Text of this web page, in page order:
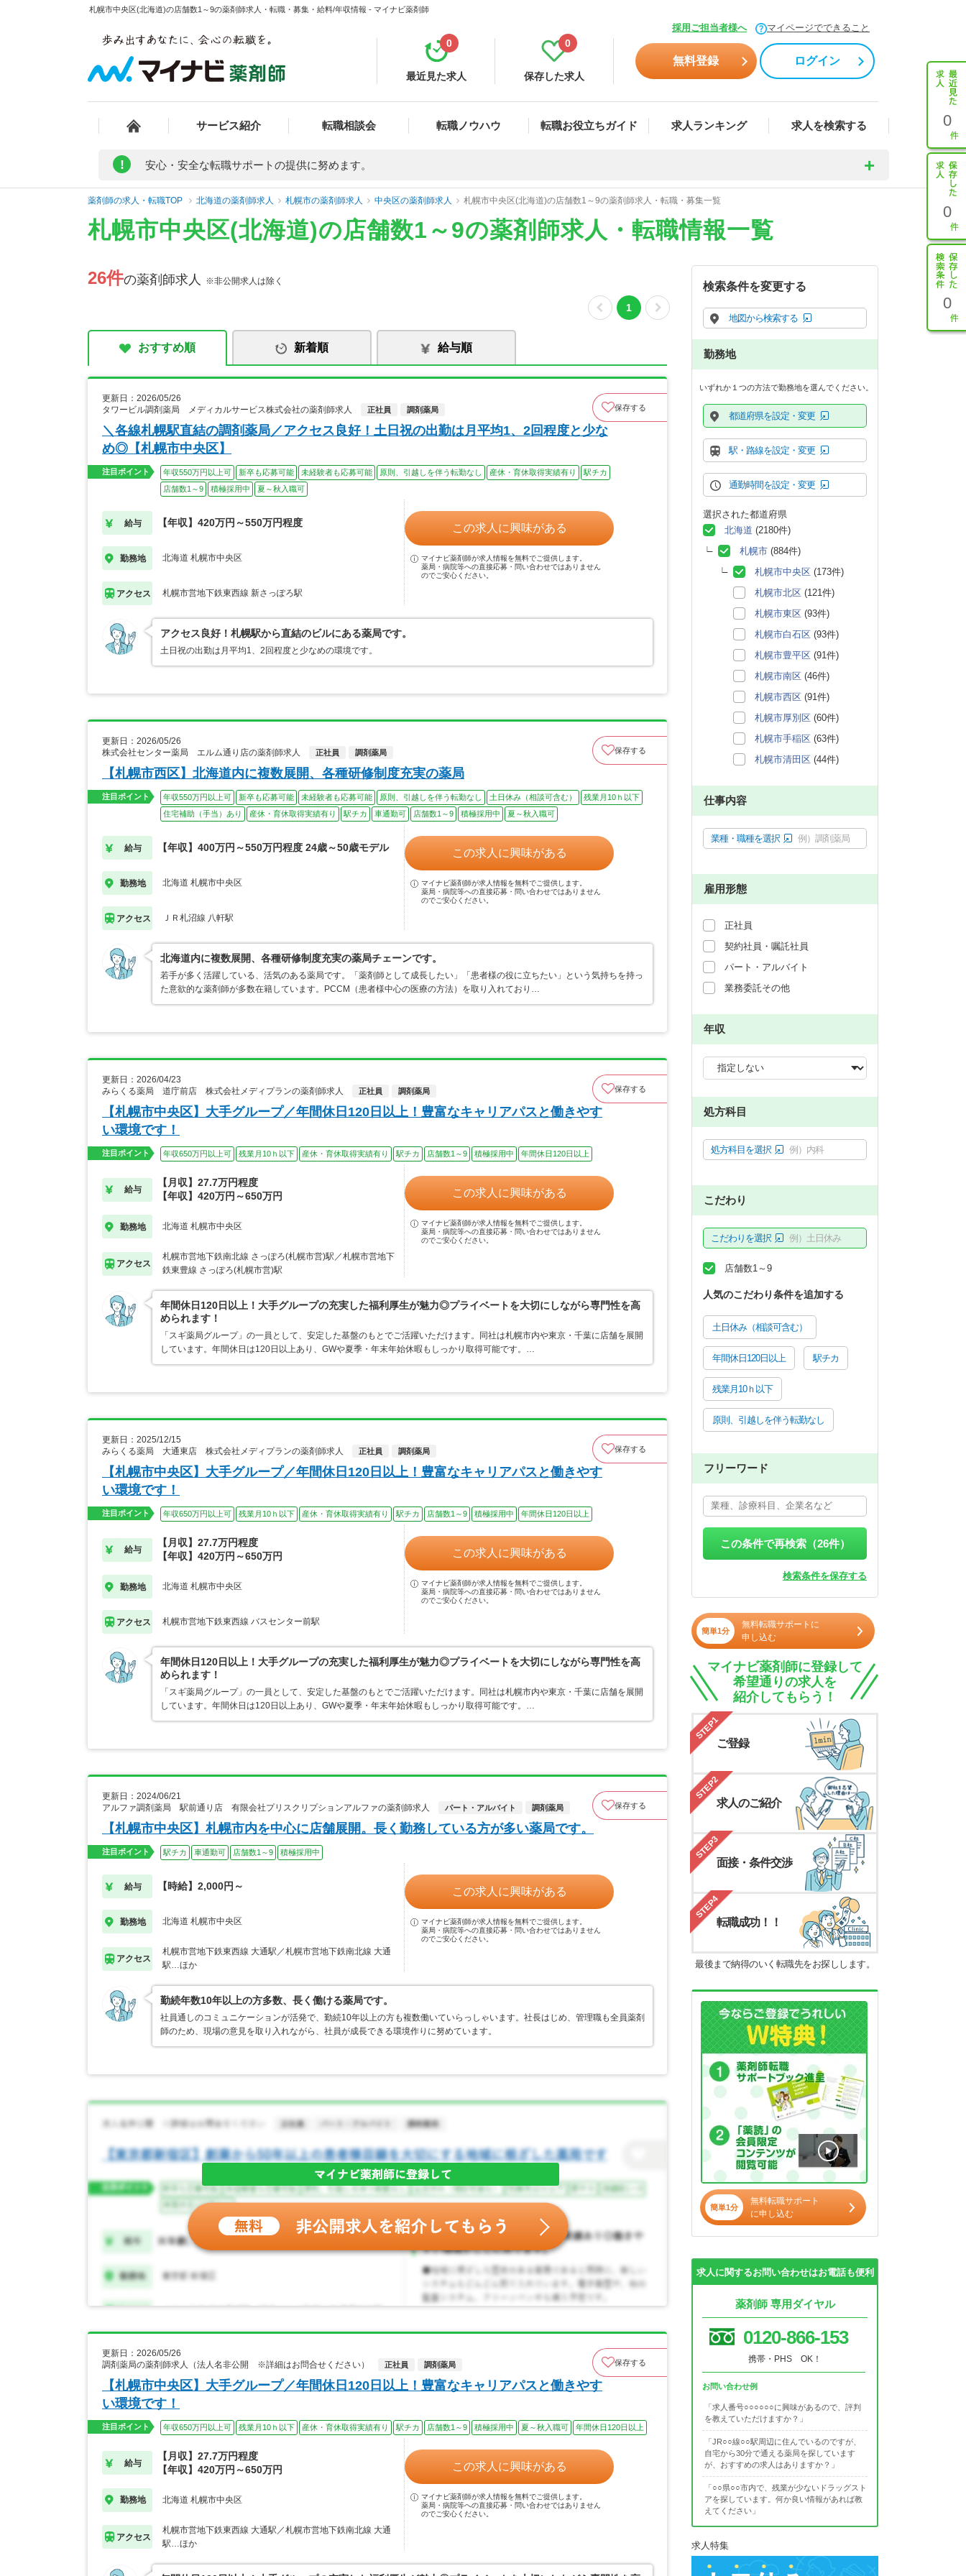
札幌市中央区(北海道)の店舗数1～9の薬剤師求人・転職・募集・給料/年収情報 - マイナビ薬剤師
採用ご担当者様へ マイページでできること
最近見た求人
0
保存した求人
0
無料登録 ログイン
サービス紹介 転職相談会 転職ノウハウ 転職お役立ちガイド 求人ランキング 求人を検索する 0
0
0
! 安心・安全な転職サポートの提供に努めます。
薬剤師の求人・転職TOP 北海道の薬剤師求人 札幌市の薬剤師求人 中央区の薬剤師求人 札幌市中央区(北海道)の店舗数1～9の薬剤師求人・転職・募集一覧
札幌市中央区(北海道)の店舗数1～9の薬剤師求人・転職情報一覧
26件の薬剤師求人 ※非公開求人は除く
1
おすすめ順 新着順 給与順
更新日：2026/05/26
タワービル調剤薬局 メディカルサービス株式会社の薬剤師求人
正社員 調剤薬局 保存する
＼各線札幌駅直結の調剤薬局／アクセス良好！土日祝の出勤は月平均1、2回程度と少な
め◎【札幌市中央区】
注目ポイント 年収550万円以上可 新卒も応募可能 未経験者も応募可能 原則、引越しを伴う転勤なし 産休・育休取得実績有り
駅チカ
店舗数1～9
積極採用中 夏～秋入職可
給与 【年収】420万円～550万円程度
勤務地 北海道 札幌市中央区
アクセス 札幌市営地下鉄東西線 新さっぽろ駅
この求人に興味がある
マイナビ薬剤師が求人情報を無料でご提供します。
薬局・病院等への直接応募・問い合わせではありません
のでご安心ください。
アクセス良好！札幌駅から直結のビルにある薬局です。
土日祝の出勤は月平均1、2回程度と少なめの環境です。
更新日：2026/05/26
株式会社センター薬局 エルム通り店の薬剤師求人
正社員 調剤薬局 保存する
【札幌市西区】北海道内に複数展開、各種研修制度充実の薬局
注目ポイント 年収550万円以上可 新卒も応募可能 未経験者も応募可能 原則、引越しを伴う転勤なし 土日休み（相談可含む）
残業月10ｈ以下
住宅補助（手当）あり
産休・育休取得実績有り 駅チカ 車通勤可 店舗数1～9 積極採用中 夏～秋入職可
給与 【年収】400万円～550万円程度 24歳～50歳モデル
勤務地 北海道 札幌市中央区
アクセス ＪＲ札沼線 八軒駅
この求人に興味がある
マイナビ薬剤師が求人情報を無料でご提供します。
薬局・病院等への直接応募・問い合わせではありません
のでご安心ください。
北海道内に複数展開、各種研修制度充実の薬局チェーンです。
若手が多く活躍している、活気のある薬局です。「薬剤師として成長したい」「患者様の役に立ちたい」という気持ちを持っ
た意欲的な薬剤師が多数在籍しています。PCCM（患者様中心の医療の方法）を取り入れており…
更新日：2026/04/23
みらくる薬局 道庁前店 株式会社メディプランの薬剤師求人
正社員 調剤薬局 保存する
【札幌市中央区】大手グループ／年間休日120日以上！豊富なキャリアパスと働きやす
い環境です！
注目ポイント 年収650万円以上可 残業月10ｈ以下 産休・育休取得実績有り 駅チカ 店舗数1～9 積極採用中 年間休日120日以上
給与
【月収】27.7万円程度
【年収】420万円～650万円
勤務地 北海道 札幌市中央区
アクセス
札幌市営地下鉄南北線 さっぽろ(札幌市営)駅／札幌市営地下
鉄東豊線 さっぽろ(札幌市営)駅
この求人に興味がある
マイナビ薬剤師が求人情報を無料でご提供します。
薬局・病院等への直接応募・問い合わせではありません
のでご安心ください。
年間休日120日以上！大手グループの充実した福利厚生が魅力◎プライベートを大切にしながら専門性を高
められます！
「スギ薬局グループ」の一員として、安定した基盤のもとでご活躍いただけます。同社は札幌市内や東京・千葉に店舗を展開
しています。年間休日は120日以上あり、GWや夏季・年末年始休暇もしっかり取得可能です。…
更新日：2025/12/15
みらくる薬局 大通東店 株式会社メディプランの薬剤師求人
正社員 調剤薬局 保存する
【札幌市中央区】大手グループ／年間休日120日以上！豊富なキャリアパスと働きやす
い環境です！
注目ポイント 年収650万円以上可 残業月10ｈ以下 産休・育休取得実績有り 駅チカ 店舗数1～9 積極採用中 年間休日120日以上
給与
【月収】27.7万円程度
【年収】420万円～650万円
勤務地 北海道 札幌市中央区
アクセス 札幌市営地下鉄東西線 バスセンター前駅
この求人に興味がある
マイナビ薬剤師が求人情報を無料でご提供します。
薬局・病院等への直接応募・問い合わせではありません
のでご安心ください。
年間休日120日以上！大手グループの充実した福利厚生が魅力◎プライベートを大切にしながら専門性を高
められます！
「スギ薬局グループ」の一員として、安定した基盤のもとでご活躍いただけます。同社は札幌市内や東京・千葉に店舗を展開
しています。年間休日は120日以上あり、GWや夏季・年末年始休暇もしっかり取得可能です。…
更新日：2024/06/21
アルファ調剤薬局 駅前通り店 有限会社プリスクリプションアルファの薬剤師求人
パート・アルバイト 調剤薬局 保存する
【札幌市中央区】札幌市内を中心に店舗展開。長く勤務している方が多い薬局です。
注目ポイント 駅チカ 車通勤可 店舗数1～9 積極採用中
給与 【時給】2,000円～
勤務地 北海道 札幌市中央区
アクセス
札幌市営地下鉄東西線 大通駅／札幌市営地下鉄南北線 大通
駅…ほか
この求人に興味がある
マイナビ薬剤師が求人情報を無料でご提供します。
薬局・病院等への直接応募・問い合わせではありません
のでご安心ください。
勤続年数10年以上の方多数、長く働ける薬局です。
社員通しのコミュニケーションが活発で、勤続10年以上の方も複数働いていらっしゃいます。社長はじめ、管理職も全員薬剤
師のため、現場の意見を取り入れながら、社員が成長できる環境作りに努めています。
更新日：2026/05/26
調剤薬局の薬剤師求人（法人名非公開 ※詳細はお問合せください）
正社員 調剤薬局 保存する
【札幌市中央区】大手グループ／年間休日120日以上！豊富なキャリアパスと働きやす
い環境です！
注目ポイント 年収650万円以上可 残業月10ｈ以下 産休・育休取得実績有り 駅チカ 店舗数1～9 積極採用中 夏～秋入職可 年間休日120日以上
給与
【月収】27.7万円程度
【年収】420万円～650万円
勤務地 北海道 札幌市中央区
アクセス
札幌市営地下鉄東西線 大通駅／札幌市営地下鉄南北線 大通
駅…ほか
この求人に興味がある
マイナビ薬剤師が求人情報を無料でご提供します。
薬局・病院等への直接応募・問い合わせではありません
のでご安心ください。
検索条件を変更する
地図から検索する
勤務地
いずれか１つの方法で勤務地を選んでください。
都道府県を設定・変更
駅・路線を設定・変更
通勤時間を設定・変更
選択された都道府県
北海道 (2180件)
札幌市 (884件)
札幌市中央区 (173件)
札幌市北区 (121件)
札幌市東区 (93件)
札幌市白石区 (93件)
札幌市豊平区 (91件)
札幌市南区 (46件)
札幌市西区 (91件)
札幌市厚別区 (60件)
札幌市手稲区 (63件)
札幌市清田区 (44件)
仕事内容
業種・職種を選択 例）調剤薬局
雇用形態
正社員
契約社員・嘱託社員
パート・アルバイト
業務委託その他
年収
処方科目
処方科目を選択 例）内科
こだわり
こだわりを選択 例）土日休み
店舗数1～9
人気のこだわり条件を追加する
土日休み（相談可含む）
年間休日120日以上 駅チカ
残業月10ｈ以下
原則、引越しを伴う転勤なし
フリーワード
この条件で再検索（26件）
検索条件を保存する
簡単1分
無料転職サポートに
申し込む
マイナビ薬剤師に登録して
希望通りの求人を
紹介してもらう！
STEP1
ご登録
STEP2
求人のご紹介
STEP3
面接・条件交渉
STEP4
転職成功！！
最後まで納得のいく転職先をお探しします。
簡単1分
無料転職サポート
に申し込む
求人に関するお問い合わせはお電話も便利
薬剤師 専用ダイヤル
0120-866-153
携帯・PHS OK！
お問い合わせ例
「求人番号○○○○○○に興味があるので、評判
を教えていただけますか？」
「JR○○線○○駅周辺に住んでいるのですが、
自宅から30分で通える薬局を探しています
が、おすすめの求人はありますか？」
「○○県○○市内で、残業が少ないドラッグスト
アを探しています。何か良い情報があれば教
えてください」
求人特集